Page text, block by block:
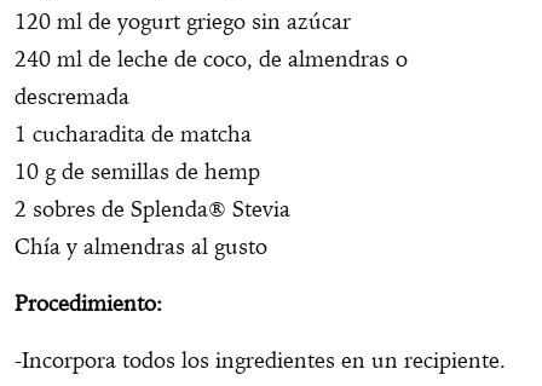
120 ml de yogurt griego sin azúcar
240 ml de leche de coco, de almendras o
descremada
1 cucharadita de matcha
10 g de semillas de hemp
2 sobres de Splenda® Stevia
Chía y almendras al gusto
Procedimiento:
-Incorpora todos los ingredientes en un recipiente.